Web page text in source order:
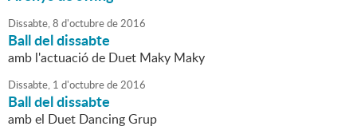
Dissabte,8 d'octubrede2016
Ball del dissabte
amb l'actuació de Duet Maky Maky
Dissabte, 1 d'octubrede2016
Ball del dissabte
amb el Duet Dancing Grup